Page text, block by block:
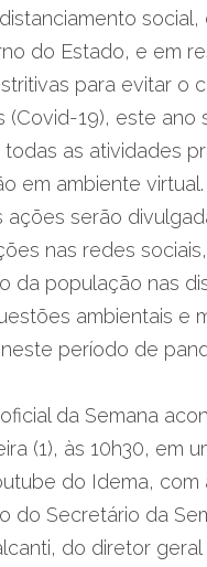
do Estado, e em
para evitar o
(Covid-19), este ano
as atividades
em ambiente
ações serão
nas redes
da população nas
ambientais e
período de
da Semana
(1), às 10h30, em
do Idema, com
do Secretário da
do diretor